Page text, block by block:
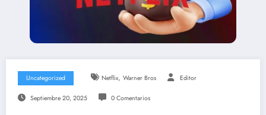
Uncategorized Netflix, Warner Bros Editor
Septiembre 20, 2025 0 Comentarios